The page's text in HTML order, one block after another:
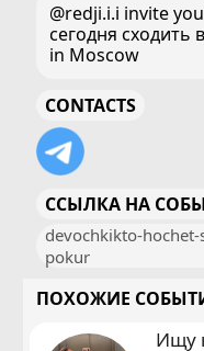
@redji.i.i invite
сегодня сходить
in Moscow
CONTACTS
ССЫЛКА НА
devochkikto-
pokur
ПОХОЖИЕ
Ищу